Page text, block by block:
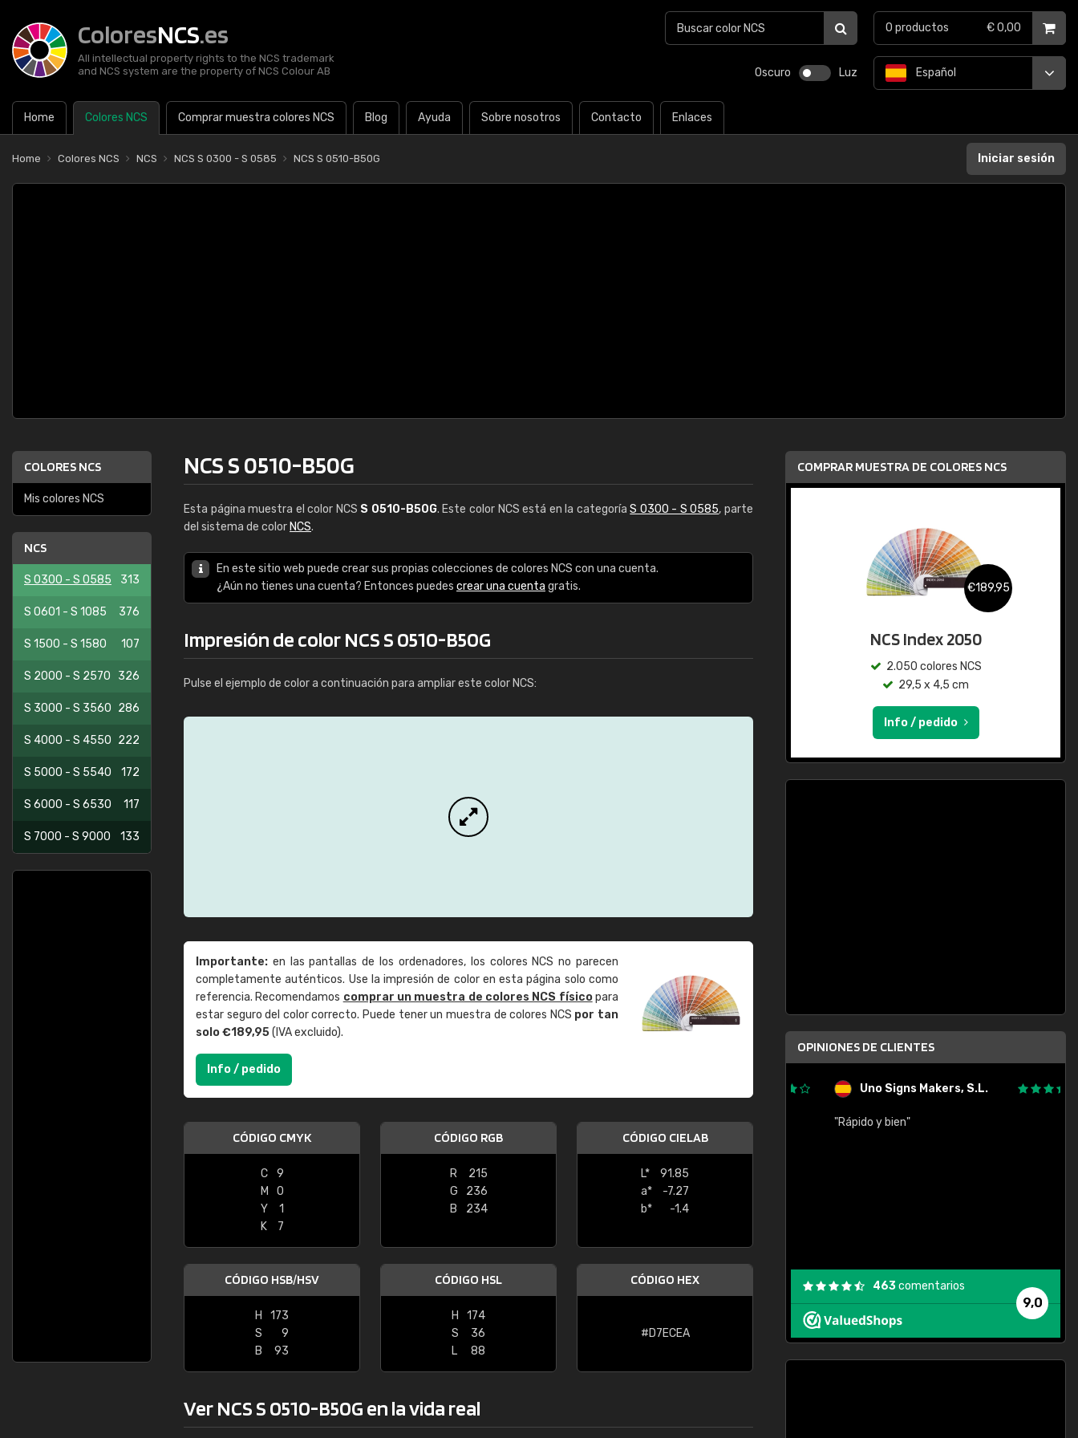
ColoresNCS.es
All intellectual property rights to the NCS trademark
and NCS system are the property of NCS Colour AB
Oscuro Luz
Home Colores NCS Comprar muestra colores NCS Blog Ayuda Sobre nosotros Contacto Enlaces
Español
0 productos € 0,00
Home Colores NCS NCS NCS S 0300 - S 0585 NCS S 0510-B50G Iniciar sesión
COLORES NCS
Mis colores NCS
NCS
S 0300 - S 0585 313
S 0601 - S 1085 376
S 1500 - S 1580 107
S 2000 - S 2570 326
S 3000 - S 3560 286
S 4000 - S 4550 222
S 5000 - S 5540 172
S 6000 - S 6530 117
S 7000 - S 9000 133
NCS S 0510-B50G
Esta página muestra el color NCS S 0510-B50G. Este color NCS está en la categoríaS 0300 - S 0585, parte
del sistema de color NCS.
En este sitio web puede crear sus propias colecciones de colores NCS con una cuenta.
¿Aún no tienes una cuenta? Entonces puedes crear una cuenta gratis.
Impresión de color NCS S 0510-B50G
Pulse el ejemplo de color a continuación para ampliar este color NCS:
Importante: en las pantallas de los ordenadores, los colores NCS no parecen
completamente auténticos. Use la impresión de color en esta página solo como
referencia. Recomendamos comprar un muestra de colores NCS físicopara
estar seguro del color correcto. Puede tener un muestra de colores NCS por tan
solo €189,95(IVA excluido).
Info / pedido
CÓDIGO CMYK
C
9
M
0
Y
1
K
7
CÓDIGO RGB
R
215
G
236
B
234
CÓDIGO CIELAB
L*
91.85
a*
-7.27
b*
-1.4
CÓDIGO HSB/HSV
H
173
S
9
B
93
CÓDIGO HSL
H
174
S
36
L
88
CÓDIGO HEX
#D7ECEA
Ver NCS S 0510-B50G en la vida real
COMPRAR MUESTRA DE COLORES NCS
€189,95
NCS Index 2050
2.050 colores NCS
29,5 x 4,5 cm
Info / pedido
OPINIONES DE CLIENTES
"Buen servicio. No obstante No es fácil
encontrar/comprar lo que se busca"
Uno Signs Makers, S.L.
"Rápido y bien"
9,0
463comentarios